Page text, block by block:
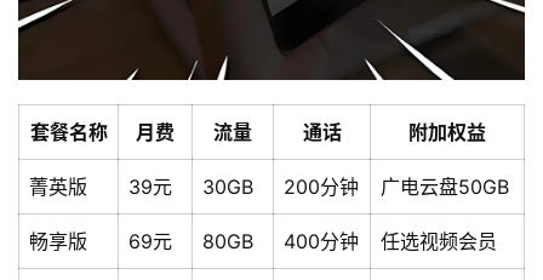
页
量
卡
套餐名称 月费 流量 通话 附加权益
菁英版 39元 30GB 200分钟 广电云盘50GB
畅享版 69元 80GB 400分钟 任选视频会员